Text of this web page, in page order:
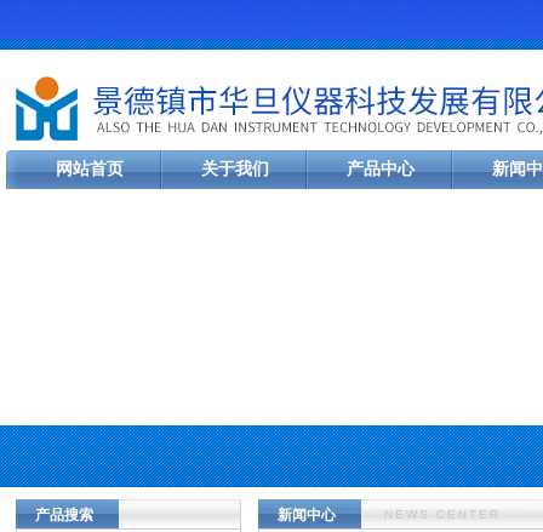
网站首页 关于我们 产品中心 新闻
产品搜索 新闻中心